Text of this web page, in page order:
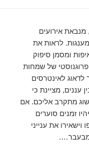
אירועים
לראות את
ומסמן סיפוק
של שמחות
לדאוג לאינטרסים
עננים, מציינת כי
מתקרב אליכם. אם
זמנים סוערים
את ענייני
מבעבר….